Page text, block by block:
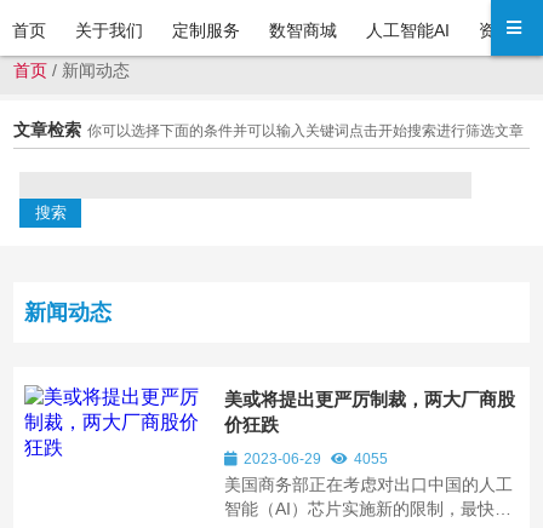
首页 关于我们 定制服务 数智商城 人工智能AI 资讯中
首页 / 新闻动态
文章检索 你可以选择下面的条件并可以输入关键词点击开始搜索进行筛选文章
新闻动态
美或将提出更严厉制裁，两大厂商股
价狂跌
2023-06-29 4055
美国商务部正在考虑对出口中国的人工
智能（AI）芯片实施新的限制，最快将